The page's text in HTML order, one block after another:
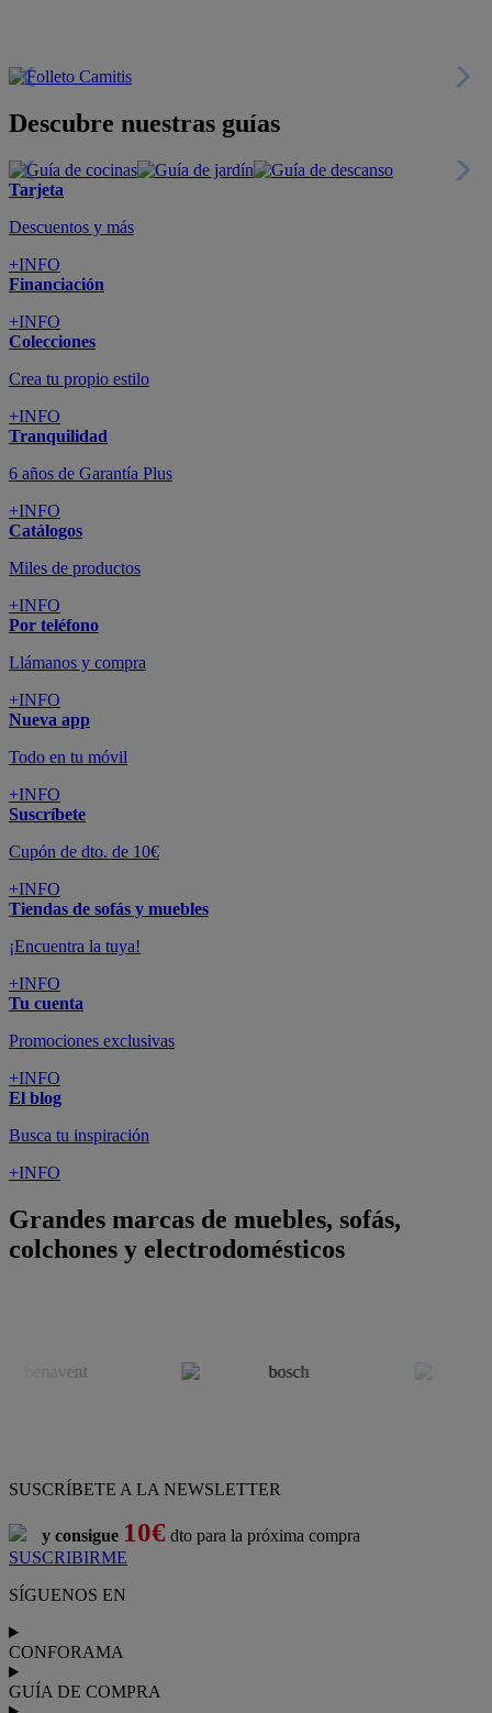
Descubre nuestras guías
Tarjeta
Descuentos y más
+INFO
Financiación
+INFO
Colecciones
Crea tu propio estilo
+INFO
Tranquilidad
6 años de Garantía Plus
+INFO
Catálogos
Miles de productos
+INFO
Por teléfono
Llámanos y compra
+INFO
Nueva app
Todo en tu móvil
+INFO
Suscríbete
Cupón de dto. de 10€
+INFO
Tiendas de sofás y muebles
¡Encuentra la tuya!
+INFO
Tu cuenta
Promociones exclusivas
+INFO
El blog
Busca tu inspiración
+INFO
Grandes marcas de muebles, sofás,
colchones y electrodomésticos
SUSCRÍBETE A LA NEWSLETTER
y consigue 10€ dto para la próxima compra
SUSCRIBIRME
SÍGUENOS EN
CONFORAMA
GUÍA DE COMPRA